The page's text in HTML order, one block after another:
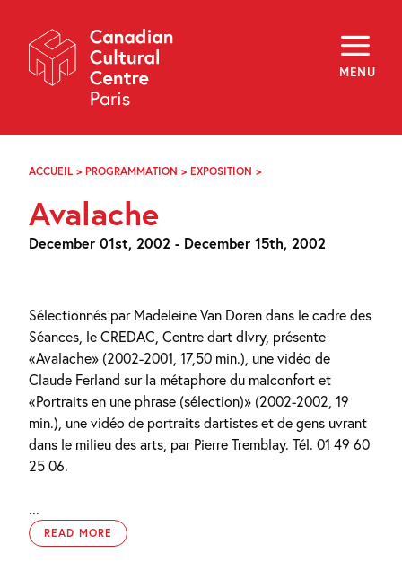
Navigation
MENU
About
Programming
Off-Site
Explore
Archives
f i y
FR EN
ACCUEIL > PROGRAMMATION > EXPOSITION >
Avalache
December 01st, 2002 - December 15th, 2002
Sélectionnés par Madeleine Van Doren dans le cadre des
Séances, le CREDAC, Centre dart dIvry, présente
«Avalache» (2002-2001, 17,50 min.), une vidéo de
Claude Ferland sur la métaphore du malconfort et
«Portraits en une phrase (sélection)» (2002-2002, 19
min.), une vidéo de portraits dartistes et de gens uvrant
dans le milieu des arts, par Pierre Tremblay. Tél. 01 49 60
25 06.
...
READ MORE